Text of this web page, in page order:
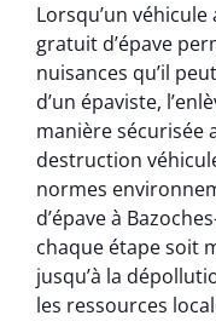
Lorsqu’un
gratuit d’épave
nuisances qu’il
d’un épaviste,
manière sécurisée
destruction
normes
d’épave à
chaque étape soit
jusqu’à la
les ressources